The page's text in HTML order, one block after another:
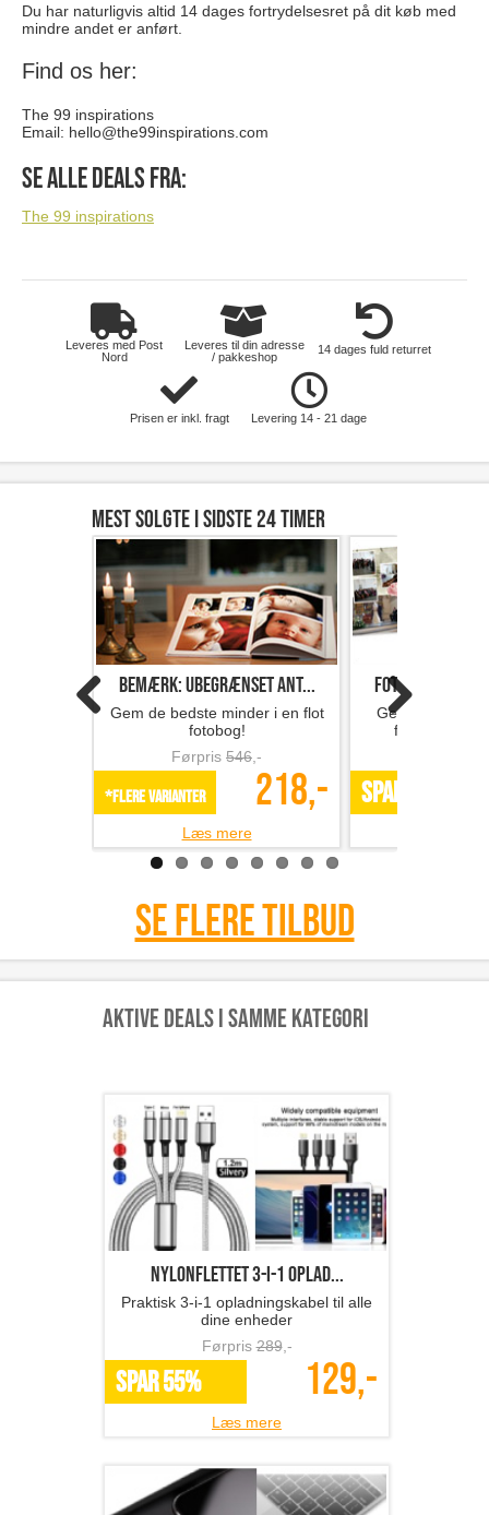
Du har naturligvis altid 14 dages fortrydelsesret på dit køb med
mindre andet er anført.
Find os her:
The 99 inspirations
Email: hello@the99inspirations.com
Se alle deals fra:
The 99 inspirations
Leveres med Post
Nord
Leveres til din adresse
/ pakkeshop
14 dages fuld returret
Prisen er inkl. fragt Levering 14 - 21 dage
Mest solgte i sidste 24 timer
Bemærk: Ubegrænset ant...
Gem de bedste minder i en flot
fotobog!
Førpris 546,-
*Flere varianter 218,-
Læs mere
Fotobog med
Gem minderne
fotobog fra
SPAR 49%
Se flere tilbud
Aktive deals i samme kategori
Nylonflettet 3-i-1 oplad...
Praktisk 3-i-1 opladningskabel til alle
dine enheder
Førpris289,-
SPAR 55% 129,-
Læs mere